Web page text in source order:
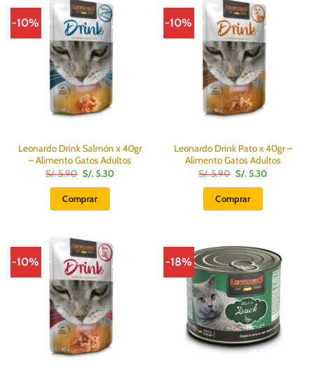
-10%
Leonardo Drink Salmón x 40gr
– Alimento Gatos Adultos
S/.5.90 El
precio
original
era:
S/.
S/. 5.30El
Comprar
-10%
Leonardo Drink Pato x 40gr –
Alimento Gatos Adultos
S/.5.90 El
precio
original
era:
S/.
S/. 5.30El
Comprar
-10% -18%